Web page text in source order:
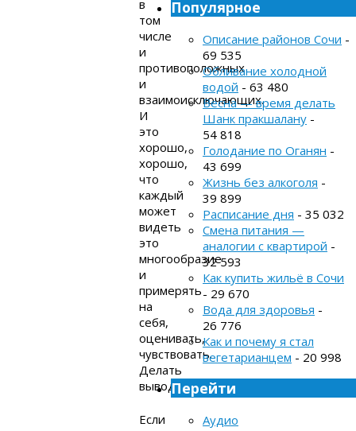
в
том
числе
и
противоположных
и
взаимоисключающих.
И
это
хорошо,
хорошо,
что
каждый
может
видеть
это
многообразие
и
примерять
на
себя,
оценивать,
чувствовать.
Делать
выводы.
Если
Популярное
Описание районов Сочи -
69 535
Обливание холодной
водой - 63 480
Весна — время делать
Шанк пракшалану -
54 818
Голодание по Оганян -
43 699
Жизнь без алкоголя -
39 899
Расписание дня - 35 032
Смена питания —
аналогии с квартирой -
32 593
Как купить жильё в Сочи
- 29 670
Вода для здоровья -
26 776
Как и почему я стал
вегетарианцем - 20 998
Перейти
Аудио